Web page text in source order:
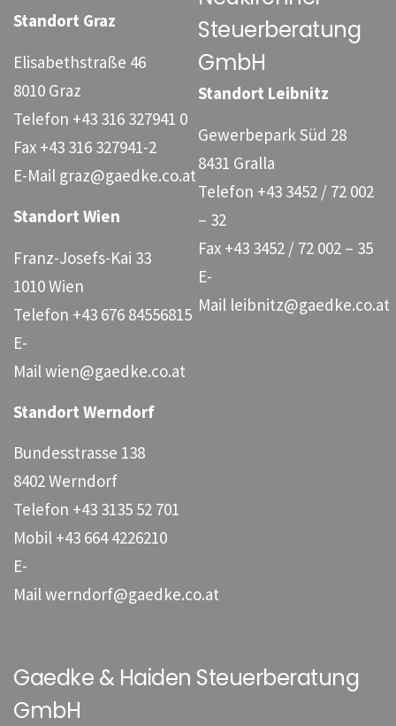
spätere
Betriebsgründung
gilt der Gründer
Standort Graz
Elisabethstraße 46
8010 Graz
Telefon +43 316 327941 0
Fax +43 316 327941-2
E-Mail graz@gaedke.co.at
Standort Wien
Franz-Josefs-Kai 33
1010 Wien
Telefon +43 676 84556815
E-
Mail wien@gaedke.co.at
Standort Werndorf
Bundesstrasse 138
8402 Werndorf
Telefon +43 3135 52 701
Mobil +43 664 4226210
E-
Mailwerndorf@gaedke.co.at
Steuerberatung
GmbH
Standort Leibnitz
Gewerbepark Süd 28
8431 Gralla
Telefon +43 3452 / 72 002
– 32
Fax +43 3452 / 72 002 – 35
E-
Mail leibnitz@gaedke.co.at
Gaedke & Haiden Steuerberatung
GmbH